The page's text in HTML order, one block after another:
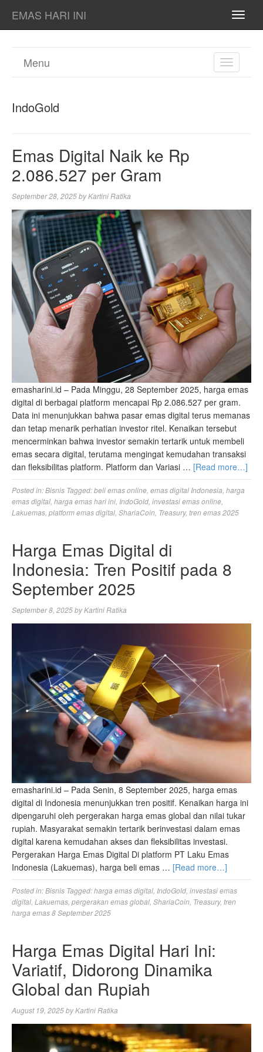
EMAS HARI INI
TOGGLE
Menu
IndoGold
Emas Digital Naik ke Rp
2.086.527 per Gram
September 28, 2025byKartini Ratika
emasharini.id – Pada Minggu, 28 September 2025, harga emas
digital di berbagai platform mencapai Rp 2.086.527 per gram.
Data ini menunjukkan bahwa pasar emas digital terus memanas
dan tetap menarik perhatian investor ritel. Kenaikan tersebut
mencerminkan bahwa investor semakin tertarik untuk membeli
emas secara digital, terutama mengingat kemudahan transaksi
dan fleksibilitas platform. Platform dan Variasi … [Read more…]
Posted in:Bisnis Tagged:beli emas online emas digital Indonesia harga
emas digital harga emas hari ini IndoGold investasi emas online
Lakuemas platform emas digital ShariaCoin Treasury, tren emas 2025
Harga Emas Digital di
Indonesia: Tren Positif pada 8
September 2025
September 8, 2025byKartini Ratika
emasharini.id – Pada Senin, 8 September 2025, harga emas
digital di Indonesia menunjukkan tren positif. Kenaikan harga ini
dipengaruhi oleh pergerakan harga emas global dan nilai tukar
rupiah. Masyarakat semakin tertarik berinvestasi dalam emas
digital karena kemudahan akses dan fleksibilitas investasi.
Pergerakan Harga Emas Digital Di platform PT Laku Emas
Indonesia (Lakuemas), harga beli emas … [Read more…]
Posted in:Bisnis Tagged:harga emas digital IndoGold investasi emas
digital Lakuemas pergerakan emas global ShariaCoin Treasury, tren
harga emas 8 September 2025
Harga Emas Digital Hari Ini:
Variatif, Didorong Dinamika
Global dan Rupiah
August 19, 2025byKartini Ratika